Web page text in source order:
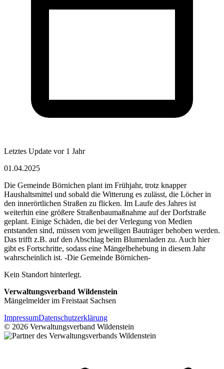
Letztes Update vor 1 Jahr
01.04.2025
Die Gemeinde Börnichen plant im Frühjahr, trotz knapper
Haushaltsmittel und sobald die Witterung es zulässt, die Löcher in
den innerörtlichen Straßen zu flicken. Im Laufe des Jahres ist
weiterhin eine größere Straßenbaumaßnahme auf der Dorfstraße
geplant. Einige Schäden, die bei der Verlegung von Medien
entstanden sind, müssen vom jeweiligen Bauträger behoben werden.
Das trifft z.B. auf den Abschlag beim Blumenladen zu. Auch hier
gibt es Fortschritte, sodass eine Mängelbehebung in diesem Jahr
wahrscheinlich ist. -Die Gemeinde Börnichen-
Kein Standort hinterlegt.
Verwaltungsverband Wildenstein
Mängelmelder im Freistaat Sachsen
ImpressumDatenschutzerklärung
© 2026 Verwaltungsverband Wildenstein